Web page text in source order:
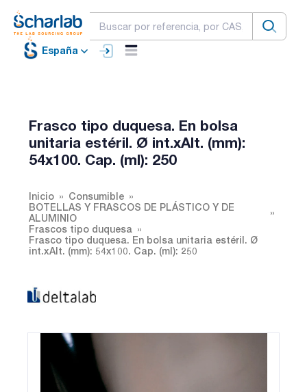
España
Frasco tipo duquesa. En bolsa
unitaria estéril. Ø int.xAlt. (mm):
54x100. Cap. (ml): 250
Inicio
Consumible
BOTELLAS Y FRASCOS DE PLÁSTICO Y DE
ALUMINIO
Frascos tipo duquesa
Frasco tipo duquesa. En bolsa unitaria estéril. Ø
int.xAlt. (mm): 54x100. Cap. (ml): 250